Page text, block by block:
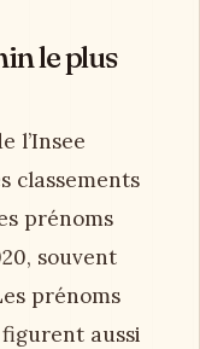
le plus
l’Insee
classements
prénoms
souvent
prénoms
aussi